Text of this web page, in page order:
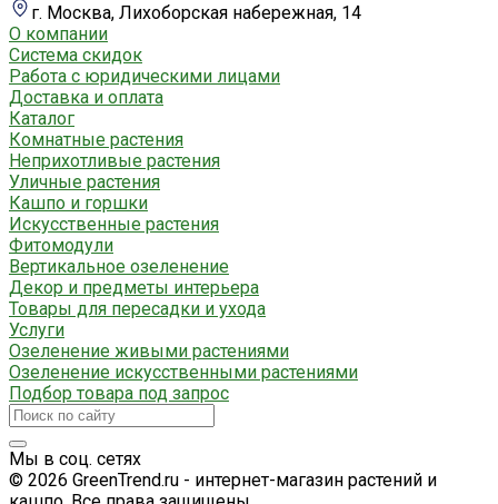
г. Москва, Лихоборская набережная, 14
О компании
Система скидок
Работа с юридическими лицами
Доставка и оплата
Каталог
Комнатные растения
Неприхотливые растения
Уличные растения
Кашпо и горшки
Искусственные растения
Фитомодули
Вертикальное озеленение
Декор и предметы интерьера
Товары для пересадки и ухода
Услуги
Озеленение живыми растениями
Озеленение искусственными растениями
Подбор товара под запрос
Мы в соц. сетях
© 2026 GreenTrend.ru - интернет-магазин растений и